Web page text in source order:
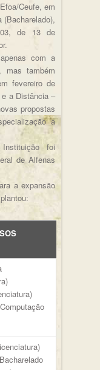
Ceufe, em
de 13 de
com a
mas também
fevereiro de
a Distância –
propostas
a
foi
de Alfenas
a expansão